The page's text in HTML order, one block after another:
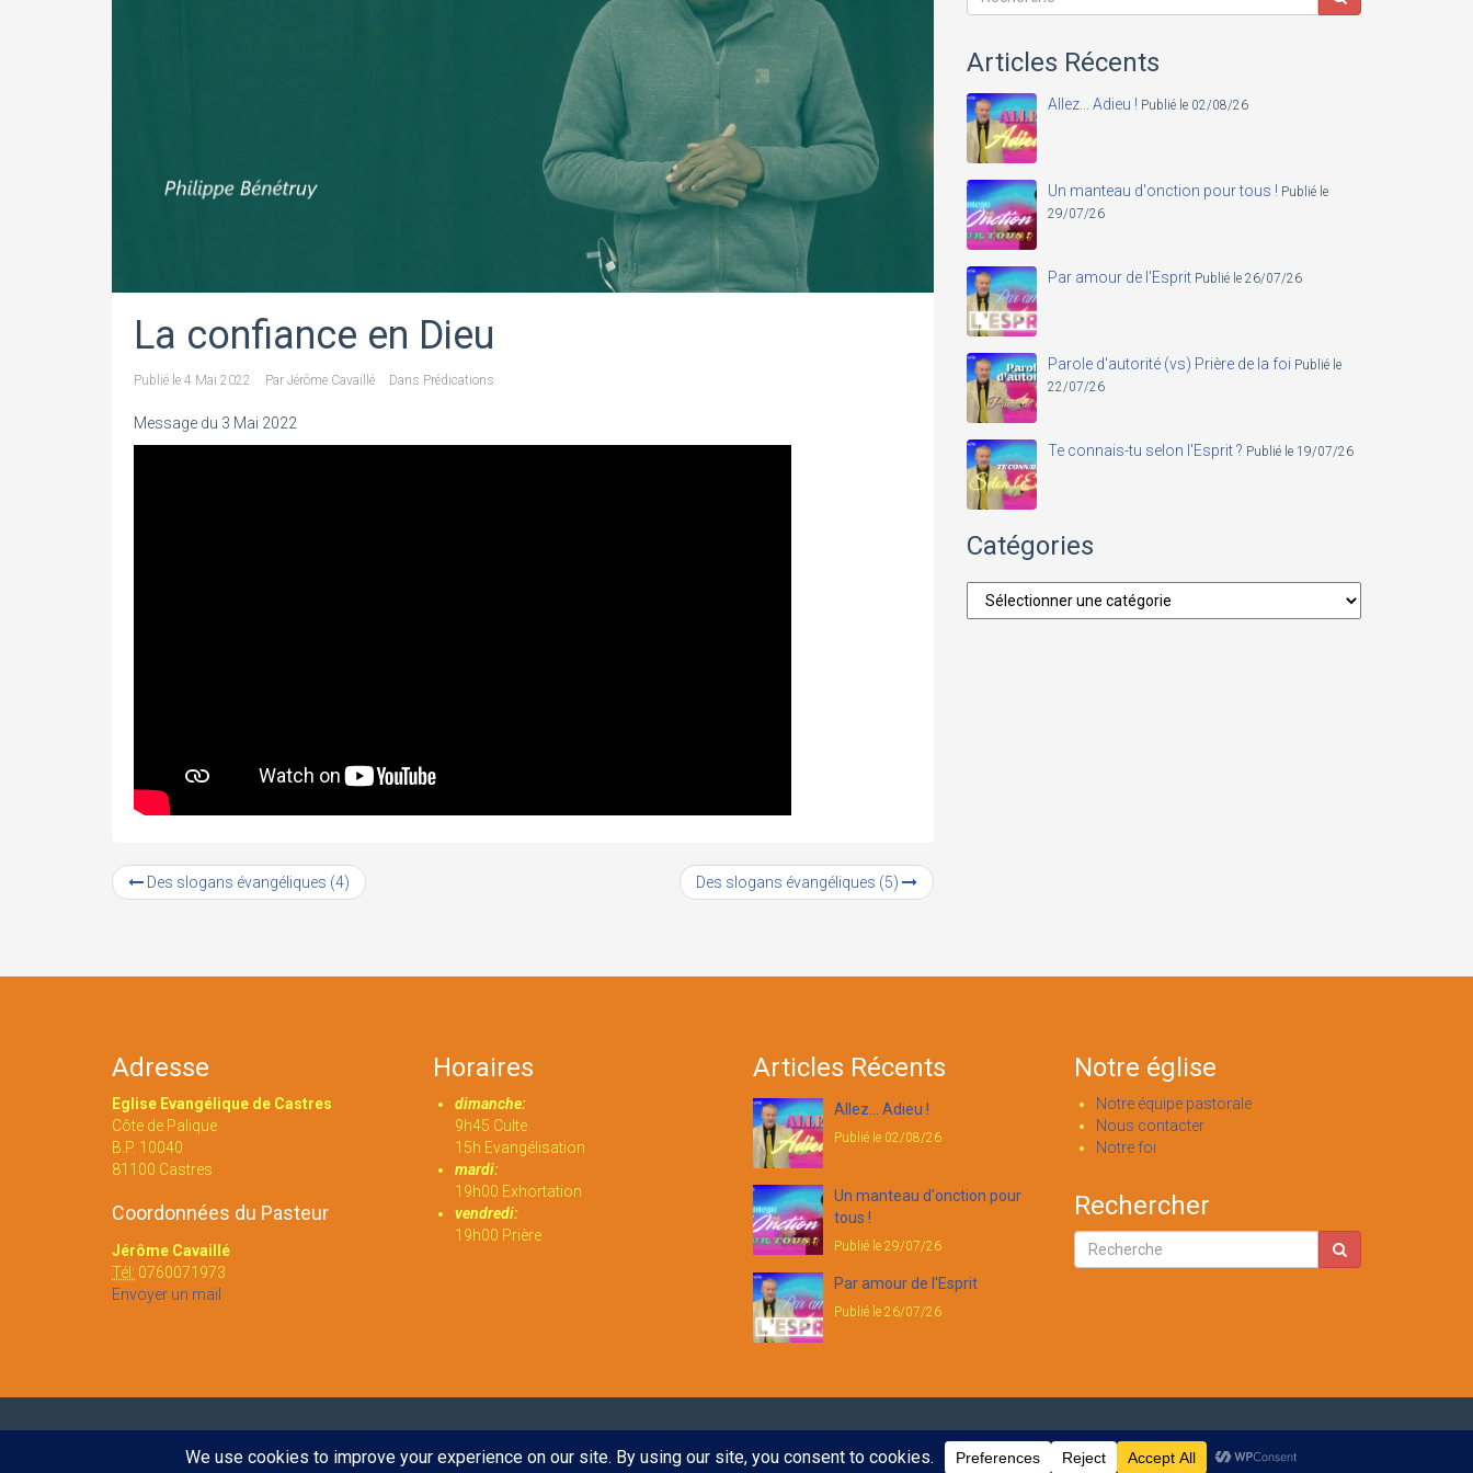
La confiance en Dieu
Publié le 4 Mai 2022 Par Jérôme Cavaillé Dans Prédications
Message du 3 Mai 2022
Des slogans évangéliques (4) Des slogans évangéliques (5)
Articles Récents
Allez... Adieu ! Publié le 02/08/26
Un manteau d'onction pour tous ! Publié le
29/07/26
Par amour de l'Esprit Publié le 26/07/26
Parole d'autorité (vs) Prière de la foi Publié le
22/07/26
Te connais-tu selon l'Esprit ? Publié le 19/07/26
Catégories
Catégories
Adresse
Eglise Evangélique de Castres
Côte de Palique
B.P. 10040
81100 Castres
Coordonnées du Pasteur
Jérôme Cavaillé
Tél: 0760071973
Envoyer un mail
Horaires
dimanche:
9h45 Culte
15h Evangélisation
mardi:
19h00 Exhortation
vendredi:
19h00 Prière
Articles Récents
Allez... Adieu !
Publié le 02/08/26
Un manteau d'onction pour
tous !
Publié le 29/07/26
Par amour de l'Esprit
Publié le 26/07/26
Notre église
Notre équipe pastorale
Nous contacter
Notre foi
Rechercher
Accueil A propos de nous